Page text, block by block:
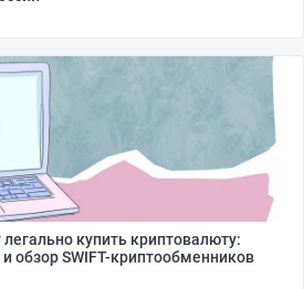
купить криптовалюту:
обзор SWIFT-криптообменников